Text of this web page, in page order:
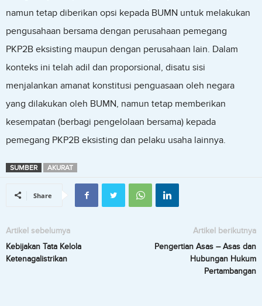
namun tetap diberikan opsi kepada BUMN untuk melakukan
pengusahaan bersama dengan perusahaan pemegang
PKP2B eksisting maupun dengan perusahaan lain. Dalam
konteks ini telah adil dan proporsional, disatu sisi
menjalankan amanat konstitusi penguasaan oleh negara
yang dilakukan oleh BUMN, namun tetap memberikan
kesempatan (berbagi pengelolaan bersama) kepada
pemegang PKP2B eksisting dan pelaku usaha lainnya.
SUMBER AKURAT
Share
Artikel sebelumya
Kebijakan Tata Kelola
Ketenagalistrikan
Artikel berikutnya
Pengertian Asas – Asas dan
Hubungan Hukum
Pertambangan